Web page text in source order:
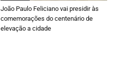
João Paulo Feliciano vai presidir às
comemorações do centenário de
elevação a cidade